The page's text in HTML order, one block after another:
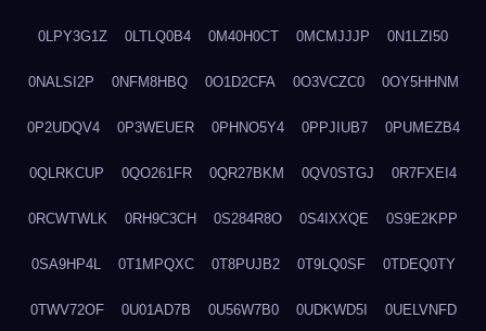
0LPY3G1Z 0LTLQ0B4 0M40H0CT 0MCMJJJP 0N1LZI50
0NALSI2P 0NFM8HBQ 0O1D2CFA 0O3VCZC0 0OY5HHNM
0P2UDQV4 0P3WEUER 0PHNO5Y4 0PPJIUB7 0PUMEZB4
0QLRKCUP 0QO261FR 0QR27BKM 0QV0STGJ 0R7FXEI4
0RCWTWLK 0RH9C3CH 0S284R8O 0S4IXXQE 0S9E2KPP
0SA9HP4L 0T1MPQXC 0T8PUJB2 0T9LQ0SF 0TDEQ0TY
0TWV72OF 0U01AD7B 0U56W7B0 0UDKWD5I 0UELVNFD